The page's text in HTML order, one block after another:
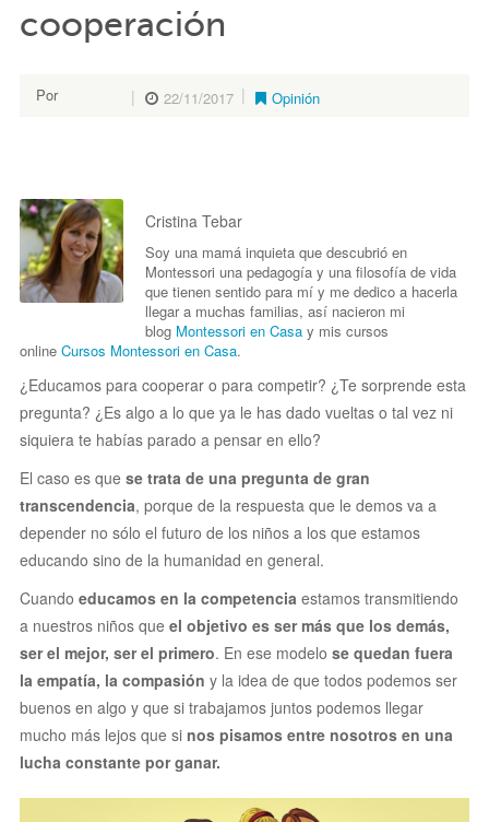
cooperación
Por
22/11/2017 Opinión
Cristina Tebar
Soy una mamá inquieta que descubrió en
Montessori una pedagogía y una filosofía de vida
que tienen sentido para mí y me dedico a hacerla
llegar a muchas familias, así nacieron mi
blog Montessori en Casa y mis cursos
online Cursos Montessori en Casa.
¿Educamos para cooperar o para competir? ¿Te sorprende esta
pregunta? ¿Es algo a lo que ya le has dado vueltas o tal vez ni
siquiera te habías parado a pensar en ello?
El caso es que se trata de una pregunta de gran
transcendencia, porque de la respuesta que le demos va a
depender no sólo el futuro de los niños a los que estamos
educando sino de la humanidad en general.
Cuando educamos en la competencia estamos transmitiendo
a nuestros niños que el objetivo es ser más que los demás,
ser el mejor, ser el primero. En ese modelo se quedan fuera
la empatía, la compasión y la idea de que todos podemos ser
buenos en algo y que si trabajamos juntos podemos llegar
mucho más lejos que si nos pisamos entre nosotros en una
lucha constante por ganar.